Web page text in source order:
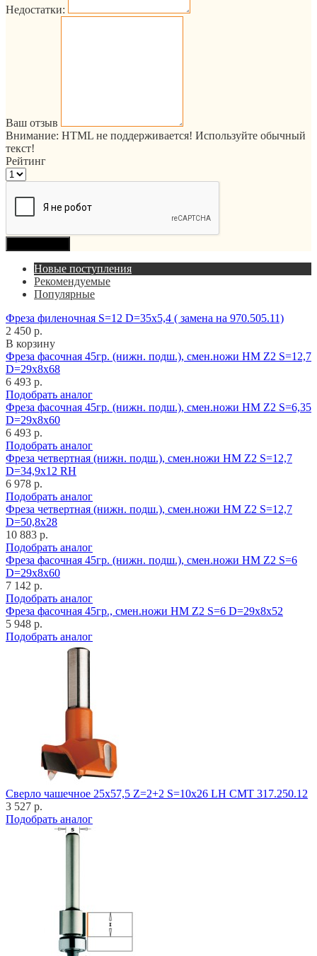
Недостатки:
Ваш отзыв
Внимание: HTML не поддерживается! Используйте обычный
текст!
Рейтинг
Новые поступления
Рекомендуемые
Популярные
Фреза филеночная S=12 D=35x5,4 ( замена на 970.505.11)
2 450 р.
В корзину
Фреза фасочная 45гр. (нижн. подш.), смен.ножи HM Z2 S=12,7
D=29x8x68
6 493 р.
Подобрать аналог
Фреза фасочная 45гр. (нижн. подш.), смен.ножи HM Z2 S=6,35
D=29x8x60
6 493 р.
Подобрать аналог
Фреза четвертная (нижн. подш.), смен.ножи HM Z2 S=12,7
D=34,9x12 RH
6 978 р.
Подобрать аналог
Фреза четвертная (нижн. подш.), смен.ножи HM Z2 S=12,7
D=50,8x28
10 883 р.
Подобрать аналог
Фреза фасочная 45гр. (нижн. подш.), смен.ножи HM Z2 S=6
D=29x8x60
7 142 р.
Подобрать аналог
Фреза фасочная 45гр., смен.ножи HM Z2 S=6 D=29x8x52
5 948 р.
Подобрать аналог
Cверло чашечное 25x57,5 Z=2+2 S=10x26 LH CMT 317.250.12
3 527 р.
Подобрать аналог